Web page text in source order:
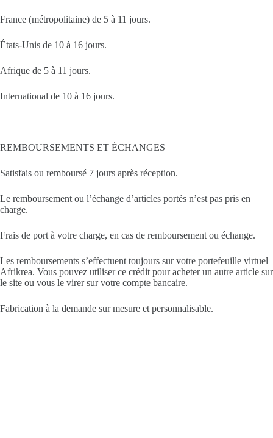
France (métropolitaine) de 5 à 11 jours.
États-Unis de 10 à 16 jours.
Afrique de 5 à 11 jours.
International de 10 à 16 jours.
REMBOURSEMENTS ET ÉCHANGES
Satisfais ou remboursé 7 jours après réception.
Le remboursement ou l’échange d’articles portés n’est pas pris en
charge.
Frais de port à votre charge, en cas de remboursement ou échange.
Les remboursements s’effectuent toujours sur votre portefeuille virtuel
Afrikrea. Vous pouvez utiliser ce crédit pour acheter un autre article sur
le site ou vous le virer sur votre compte bancaire.
Fabrication à la demande sur mesure et personnalisable.